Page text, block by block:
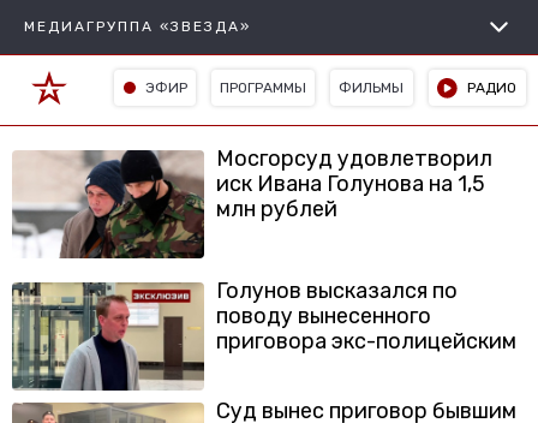
МЕДИАГРУППА «ЗВЕЗДА»
ЭФИР ПРОГРАММЫ ФИЛЬМЫ РАДИО
Мосгорсуд удовлетворил
иск Ивана Голунова на 1,5
млн рублей
Голунов высказался по
поводу вынесенного
приговора экс-полицейским
Суд вынес приговор бывшим